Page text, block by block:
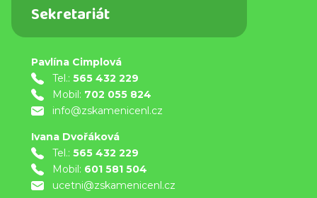
Sekretariát
Pavlína Cimplová
Tel.: 565 432 229
Mobil: 702 055 824
info@zskamenicenl.cz
Ivana Dvořáková
Tel.: 565 432 229
Mobil: 601 581 504
ucetni@zskamenicenl.cz